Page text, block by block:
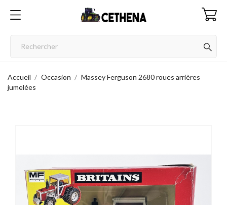
Accueil Occasion
Massey Ferguson 2680 roues arrières
jumelées